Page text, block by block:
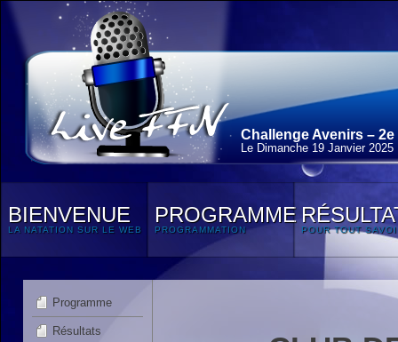
Challenge Avenirs – 2e
Le Dimanche 19 Janvier 2025
BIENVENUE
LA NATATION SUR LE WEB
PROGRAMME
PROGRAMMATION POUR TOUT
Programme
Résultats